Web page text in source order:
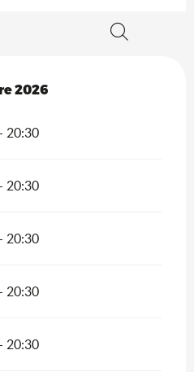
décembre 2026
2026
20:30
20:30
20:30
20:30
20:30